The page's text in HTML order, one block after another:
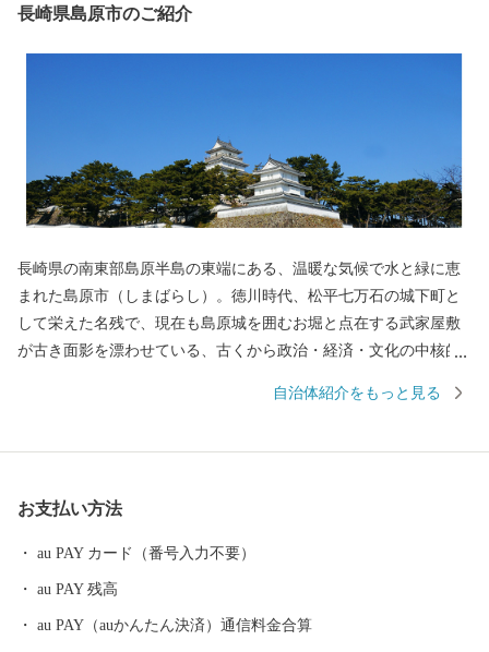
長崎県島原市のご紹介
長崎県の南東部島原半島の東端にある、温暖な気候で水と緑に恵
まれた島原市（しまばらし）。徳川時代、松平七万石の城下町と
して栄えた名残で、現在も島原城を囲むお堀と点在する武家屋敷
が古き面影を漂わせている、古くから政治・経済・文化の中核的
した雲仙普賢岳の溶岩ドーム「平成新山」、東には「有明海」を
でもあります。肥沃な大地の恩恵を受け、豊かな農業地帯が生み
出す、四季折々多種多様な島原産のブランド野菜の数々。ミネラ
モノの魚介類。さらには、魅力的で質が高い肉を生産する畜産業
や素材力を存分に活かした加工品など島原には“美味しい”がいっ
自治体紹介をもっと見る
お支払い方法
au PAY カード（番号入力不要）
au PAY 残高
au PAY（auかんたん決済）通信料金合算